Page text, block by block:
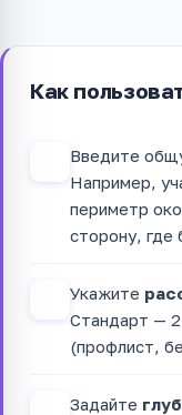
Как
Введите
Например,
периметр
сторону, где
Укажите
Стандарт —
(профлист,
Задайте